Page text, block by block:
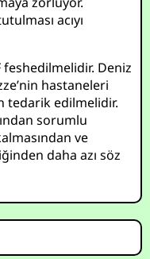
acıyı
feshedilmelidir. Deniz
hastaneleri
tedarik edilmelidir.
sorumlu
ve
daha azı söz